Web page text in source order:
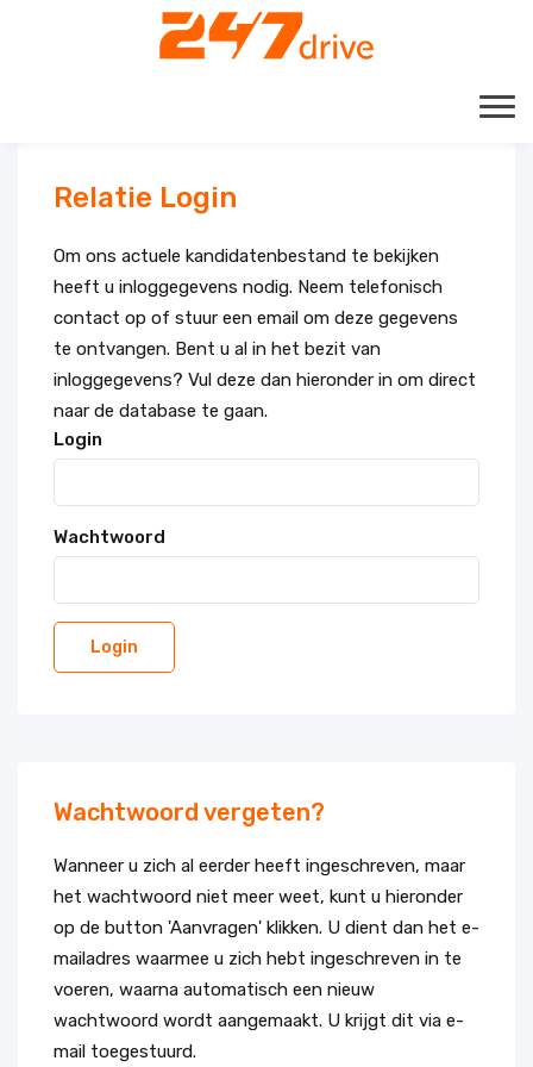
Relatie Login
Om ons actuele kandidatenbestand te bekijken
heeft u inloggegevens nodig. Neem telefonisch
contact op of stuur een email om deze gegevens
te ontvangen. Bent u al in het bezit van
inloggegevens? Vul deze dan hieronder in om direct
naar de database te gaan.
Login
Wachtwoord
Wachtwoord vergeten?
Wanneer u zich al eerder heeft ingeschreven, maar
het wachtwoord niet meer weet, kunt u hieronder
op de button 'Aanvragen' klikken. U dient dan het e-
mailadres waarmee u zich hebt ingeschreven in te
voeren, waarna automatisch een nieuw
wachtwoord wordt aangemaakt. U krijgt dit via e-
mail toegestuurd.